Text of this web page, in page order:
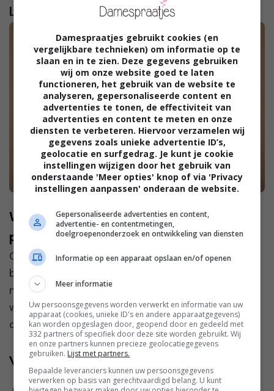
Lees verder...
Waarom iedereen over Castor Olie
praat: Dé beauty-trend van dit moment
Castor olie is de laatste tijd een van de meest
besproken producten in de beautywereld. Het
natuurlijke olie-extract uit de zaden van de
wonderboom (Ricinus communis) staat bekend
om zijn veelzijdige ...
Volg jij ons al?
Damespraatjes gebruikt cookies (en
vergelijkbare technieken) om informatie op te
slaan en in te zien. Deze gegevens gebruiken
wij om onze website goed te laten
functioneren, het gebruik van de website te
analyseren, gepersonaliseerde content en
advertenties te tonen, de effectiviteit van
advertenties en content te meten en onze
diensten te verbeteren. Hiervoor verzamelen wij
gegevens zoals unieke advertentie ID’s,
geolocatie en surfgedrag. Je kunt je cookie
instellingen wijzigen door het gebruik van
onderstaande 'Meer opties' knop of via 'Privacy
instellingen aanpassen' onderaan de website.
Gepersonaliseerde advertenties en content,
advertentie- en contentmetingen,
doelgroepenonderzoek en ontwikkeling van diensten
Informatie op een apparaat opslaan en/of openen
Meer informatie
Uw persoonsgegevens worden verwerkt en informatie van uw
apparaat (cookies, unieke ID's en andere apparaatgegevens)
kan worden opgeslagen door, geopend door en gedeeld met
332 partners of specifiek door deze site worden gebruikt. Wij
en onze partners kunnen precieze geolocatiegegevens
gebruiken. Lijst met partners.
Bepaalde leveranciers kunnen uw persoonsgegevens
verwerken op basis van gerechtvaardigd belang. U kunt